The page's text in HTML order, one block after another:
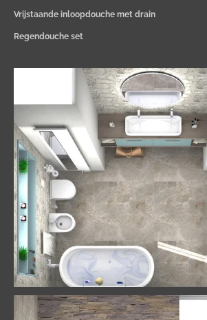
Vrijstaande inloopdouche met drain
Regendouche set